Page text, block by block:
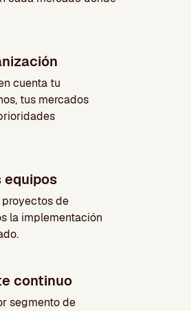
cuenta tu
tus mercados
equipos
de
la implementación
continuo
segmento de